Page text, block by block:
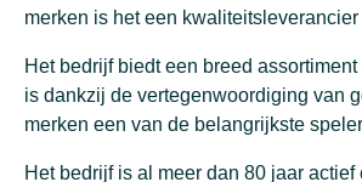
merken is het een
Het bedrijf biedt een breed
is dankzij de vertegenwoordiging van
merken een van de belangrijkste
Het bedrijf is al meer dan 80 jaar actief